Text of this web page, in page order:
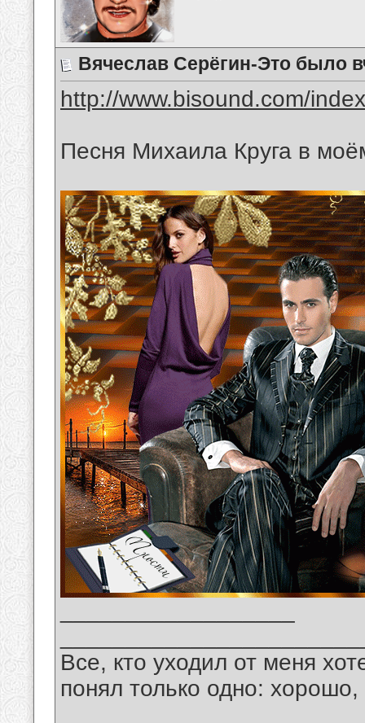
Вячеслав Серёгин-Это было
http://www.bisound.com/
Песня Михаила Круга в
Все, кто уходил от меня
понял только одно: